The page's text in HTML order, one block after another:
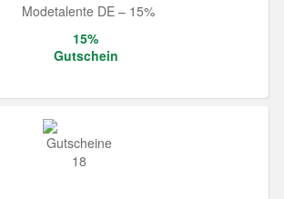
Modetalente DE – 15%
15%
Gutschein